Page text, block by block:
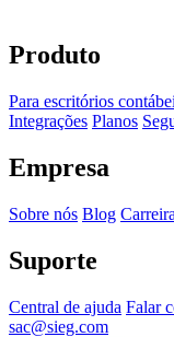
Produto
Para escritórios
Integrações Planos
Empresa
Sobre nós Blog
Suporte
Central de ajuda Falar
sac@sieg.com